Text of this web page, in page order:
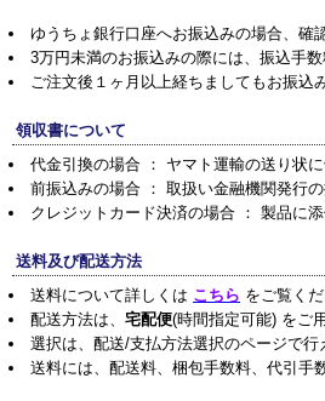
ゆうちょ銀行口座へお振込みの場合、確
3万円未満のお振込みの際には、振込手数
ご注文後１ヶ月以上経ちましてもお振込
領収書について
代金引換の場合 ： ヤマト運輸の送り状
前振込みの場合 ： 取扱い金融機関発行
クレジットカード決済の場合 ： 製品に
送料及び配送方法
送料について詳しくは こちら をご覧くだ
配送方法は、 宅配便(時間指定可能) をご
選択は、配送/支払方法選択のページで
送料には、配送料、梱包手数料、代引手